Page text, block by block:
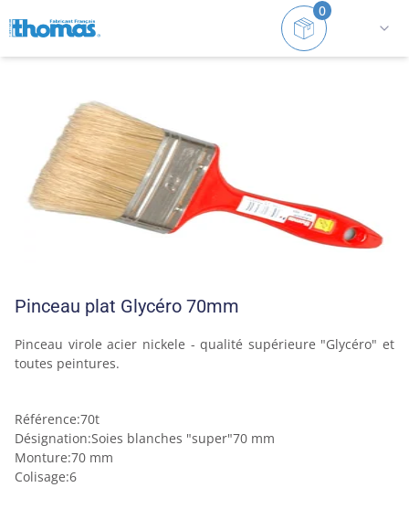
0
Accueil Pinceaux plats
Pinceau plat Glycéro 70mm
Pinceau virole acier nickele - qualité supérieure "Glycéro" et
toutes peintures.
Référence:70t
Désignation:Soies blanches "super"70 mm
Monture:70 mm
Colisage:6